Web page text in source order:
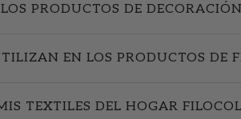
PRODUCTOS DE
EN LOS PRODUCTOS DE
TEXTILES DEL HOGAR